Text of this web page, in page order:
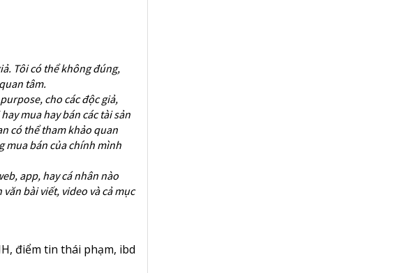
Tôi có thể không đúng,
tâm.
cho các độc giả,
mua hay bán các tài sản
có thể tham khảo quan
mua bán của chính mình
app, hay cá nhân nào
bài viết, video và cả mục
, điểm tin thái phạm, ibd